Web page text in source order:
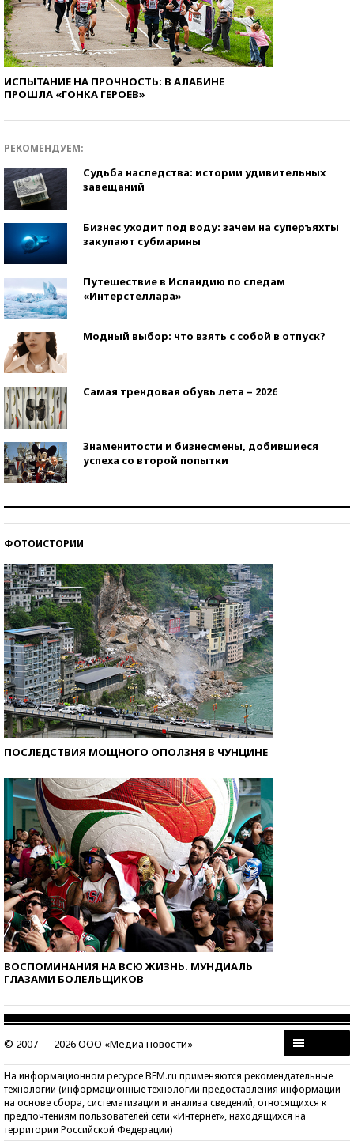
ИСПЫТАНИЕ НА ПРОЧНОСТЬ: В АЛАБИНЕ
ПРОШЛА «ГОНКА ГЕРОЕВ»
РЕКОМЕНДУЕМ:
Судьба наследства: истории удивительных
завещаний
Бизнес уходит под воду: зачем на суперъяхты
закупают субмарины
Путешествие в Исландию по следам
«Интерстеллара»
Модный выбор: что взять с собой в отпуск?
Самая трендовая обувь лета – 2026
Знаменитости и бизнесмены, добившиеся
успеха со второй попытки
ФОТОИСТОРИИ
ПОСЛЕДСТВИЯ МОЩНОГО ОПОЛЗНЯ В ЧУНЦИНЕ
ВОСПОМИНАНИЯ НА ВСЮ ЖИЗНЬ. МУНДИАЛЬ
ГЛАЗАМИ БОЛЕЛЬЩИКОВ
© 2007 — 2026 ООО «Медиа новости»
На информационном ресурсе BFM.ru применяются рекомендательные
технологии (информационные технологии предоставления информации
на основе сбора, систематизации и анализа сведений, относящихся к
предпочтениям пользователей сети «Интернет», находящихся на
территории Российской Федерации)